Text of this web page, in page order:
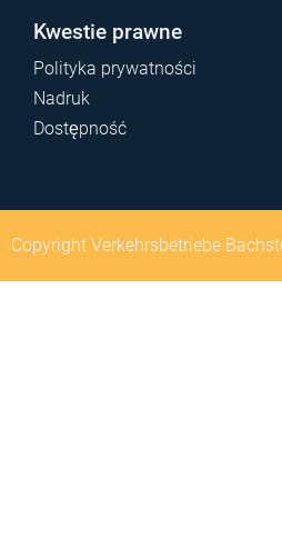
Kwestie prawne
Polityka prywatności
Nadruk
Dostępność
Copyright Verkehrsbetriebe